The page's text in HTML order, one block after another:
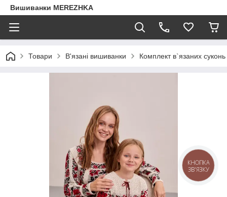
Вишиванки MEREZHKA
Товари В'язані вишиванки Комплект в`язаних
КНОПКА
ЗВ'ЯЗКУ